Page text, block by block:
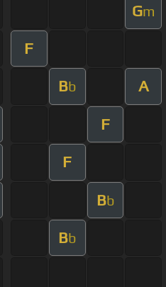
Gm
F
Bb A
F
F
Bb
Bb